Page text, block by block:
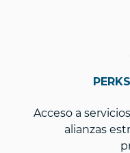
Acceso a
alianzas